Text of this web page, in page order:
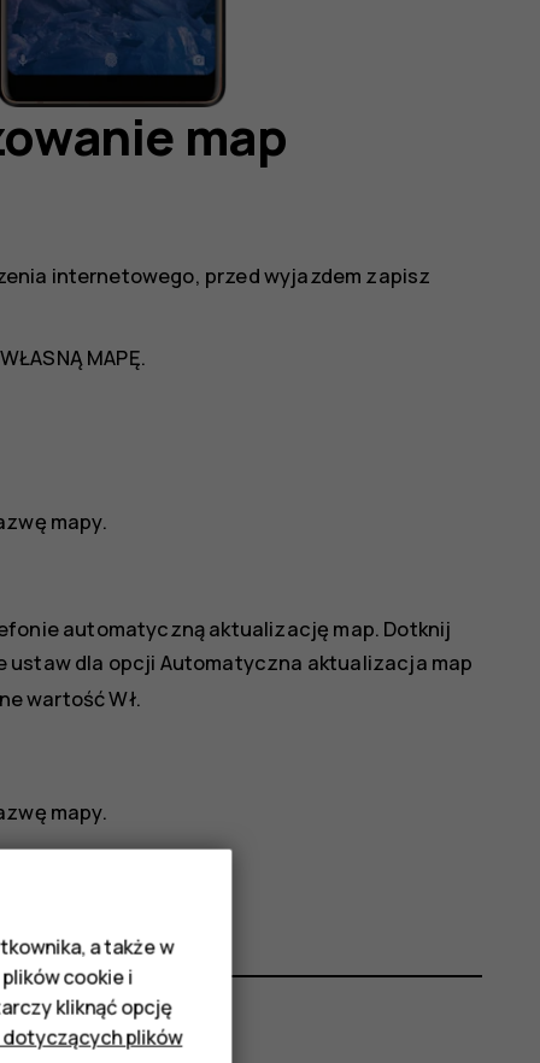
map
internetowego, przed wyjazdem zapisz
MAPĘ.
mapy.
automatyczną aktualizację map. Dotknij
ustaw dla opcji Automatyczna aktualizacja map
wartośćWł.
mapy.
a także w
cookie i
kliknąć opcję
plików